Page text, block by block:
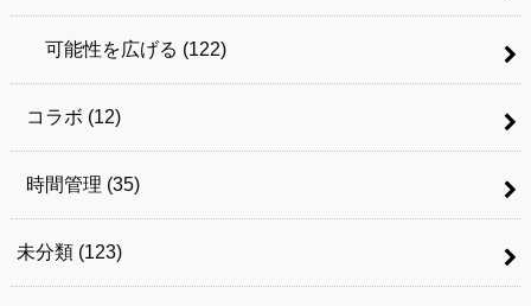
可能性を広げる (122)
コラボ (12)
時間管理 (35)
未分類 (123)